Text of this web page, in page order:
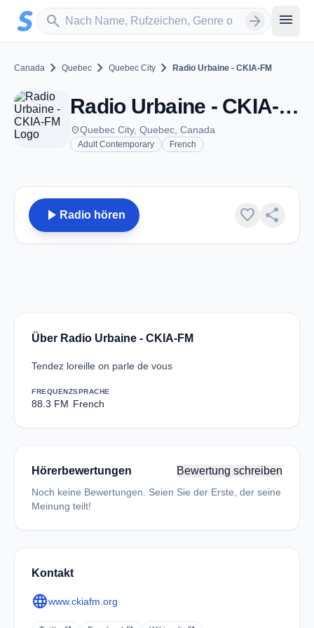
Zum Hauptinhalt springen
search
Sender suchen arrow_forward menu
Canada chevron_right Quebec chevron_right Quebec City chevron_right Radio Urbaine - CKIA-FM
Radio Urbaine - CKIA-FM - FM 88.3 - Quebec City, QC
placeQuebec City, Quebec, Canada
Adult Contemporary French
play_arrow Radio hören favorite share
Über Radio Urbaine - CKIA-FM
Tendez loreille on parle de vous
FREQUENZ
88.3 FM
SPRACHE
French
Hörerbewertungen Bewertung schreiben
Noch keine Bewertungen. Seien Sie der Erste, der seine
Meinung teilt!
Kontakt
languagewww.ckiafm.org